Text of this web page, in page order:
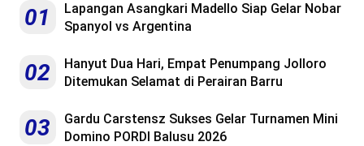
01
Lapangan Asangkari Madello Siap Gelar Nobar
Spanyol vs Argentina
02
Hanyut Dua Hari, Empat Penumpang Jolloro
Ditemukan Selamat di Perairan Barru
03
Gardu Carstensz Sukses Gelar Turnamen Mini
Domino PORDI Balusu 2026